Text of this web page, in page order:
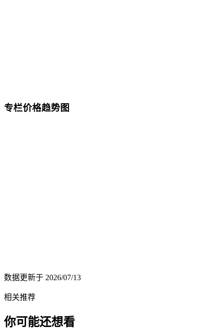
专栏价格趋势图
数据更新于 2026/07/13
相关推荐
你可能还想看